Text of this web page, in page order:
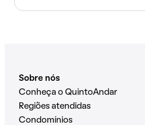
Sobre nós
Conheça o QuintoAndar
Regiões atendidas
Condomínios